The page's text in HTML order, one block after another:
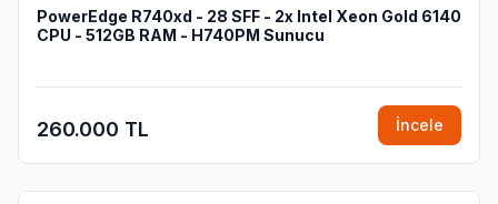
PowerEdge R740xd - 28 SFF - 2x Intel Xeon Gold 6140
CPU - 512GB RAM - H740PM Sunucu
260.000 TL İncele